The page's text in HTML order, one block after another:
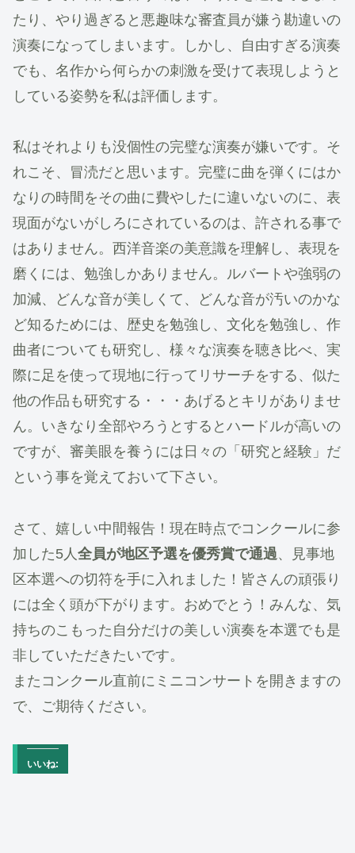
たり、やり過ぎると悪趣味な審査員が嫌う勘違いの
演奏になってしまいます。しかし、自由すぎる演奏
でも、名作から何らかの刺激を受けて表現しようと
している姿勢を私は評価します。
私はそれよりも没個性の完璧な演奏が嫌いです。そ
れこそ、冒涜だと思います。完璧に曲を弾くにはか
なりの時間をその曲に費やしたに違いないのに、表
現面がないがしろにされているのは、許される事で
はありません。西洋音楽の美意識を理解し、表現を
磨くには、勉強しかありません。ルバートや強弱の
加減、どんな音が美しくて、どんな音が汚いのかな
ど知るためには、歴史を勉強し、文化を勉強し、作
曲者についても研究し、様々な演奏を聴き比べ、実
際に足を使って現地に行ってリサーチをする、似た
他の作品も研究する・・・あげるとキリがありませ
ん。いきなり全部やろうとするとハードルが高いの
ですが、審美眼を養うには日々の「研究と経験」だ
という事を覚えておいて下さい。
さて、嬉しい中間報告！現在時点でコンクールに参
加した5人 全員が地区予選を優秀賞で通過、見事地
区本選への切符を手に入れました！皆さんの頑張り
には全く頭が下がります。おめでとう！みんな、気
持ちのこもった自分だけの美しい演奏を本選でも是
非していただきたいです。
またコンクール直前にミニコンサートを開きますの
で、ご期待ください。
いいね: